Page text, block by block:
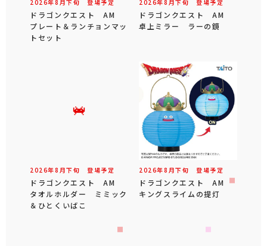
2026年8 月下旬 登場予定
ドラゴンクエスト AM
プレート＆ランチョンマッ
トセット
2026年8 月下旬 登場予定
ドラゴンクエスト AM
卓上ミラー ラーの鏡
2026年8 月下旬 登場予定
ドラゴンクエスト AM
タオルホルダー ミミック
＆ひとくいばこ
2026年8 月下旬 登場予定
ドラゴンクエスト AM
キングスライムの提灯